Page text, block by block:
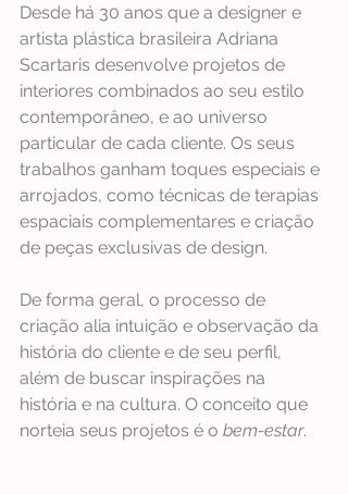
Desde há 30 anos que a designer e
artista plástica brasileira Adriana
Scartaris desenvolve projetos de
interiores combinados ao seu estilo
contemporâneo, e ao universo
particular de cada cliente. Os seus
trabalhos ganham toques especiais e
arrojados, como técnicas de terapias
espaciais complementares e criação
de peças exclusivas de design.
De forma geral, o processo de
criação alia intuição e observação da
história do cliente e de seu perfil,
além de buscar inspirações na
história e na cultura. O conceito que
norteia seus projetos é o bem-estar.